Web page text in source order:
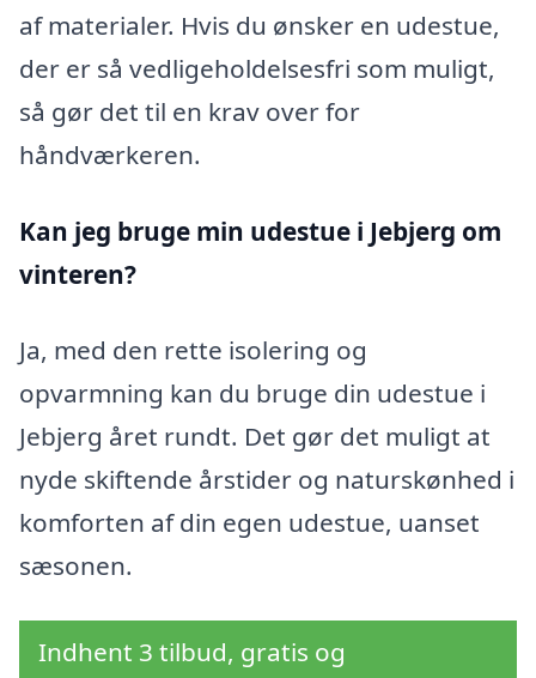
af materialer. Hvis du ønsker en udestue,
der er så vedligeholdelsesfri som muligt,
så gør det til en krav over for
håndværkeren.
Kan jeg bruge min udestue i Jebjerg om
vinteren?
Ja, med den rette isolering og
opvarmning kan du bruge din udestue i
Jebjerg året rundt. Det gør det muligt at
nyde skiftende årstider og naturskønhed i
komforten af din egen udestue, uanset
sæsonen.
Indhent 3 tilbud, gratis og